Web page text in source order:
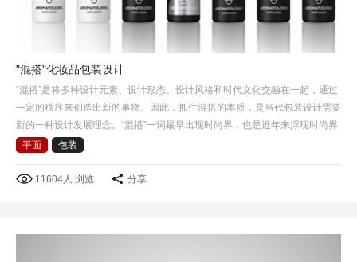
"混搭"化妆品包装设计
“混搭”是将多种设计元素、设计形态、设计风格和时代文化交融在一起，通过
一定的秩序来创造出新的事物。因此，抓住混搭的本质，是当代包装设计需要
新的一种设计发展理念。“混搭”一词最早出现时尚界，也是近年来浮现时尚界
的一个专业名词，混搭风格是后现代主义衍生的一种艺…
平面 包装
11604人 浏览 分享